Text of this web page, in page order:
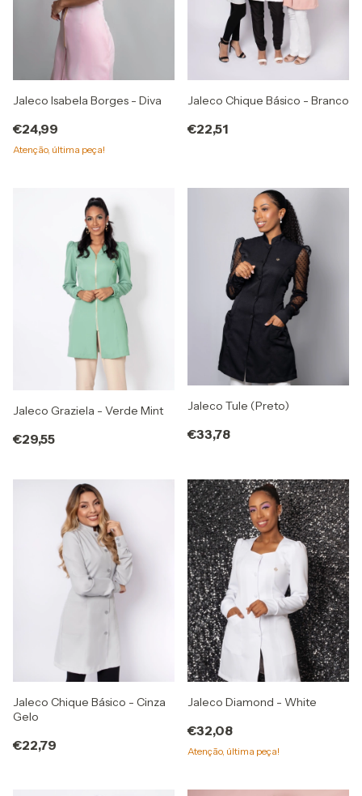
Jaleco Isabela Borges - Diva
€24,99
Atenção, última peça!
Jaleco Chique Básico - Branco
€22,51
Jaleco Graziela - Verde Mint
€29,55
Jaleco Tule (Preto)
€33,78
Jaleco Chique Básico - Cinza
Gelo
€22,79
Jaleco Diamond - White
€32,08
Atenção, última peça!